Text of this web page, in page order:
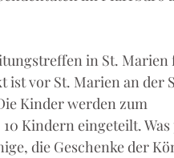
in St. Marien
vor St. Marien an der
Kinder werden zum
Kindern eingeteilt.
die Geschenke der